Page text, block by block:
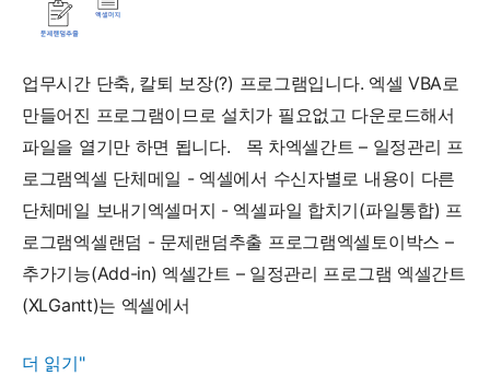
Google)
월
중
공
개
예
정...
업무시간 단축, 칼퇴 보장(?) 프로그램입니다. 엑셀 VBA로
만들어진 프로그램이므로 설치가 필요없고 다운로드해서
파일을 열기만 하면 됩니다. 목 차엑셀간트 – 일정관리 프
로그램엑셀 단체메일 - 엑셀에서 수신자별로 내용이 다른
단체메일 보내기엑셀머지 - 엑셀파일 합치기(파일통합) 프
로그램엑셀랜덤 - 문제랜덤추출 프로그램엑셀토이박스 –
추가기능(Add-in) 엑셀간트 – 일정관리 프로그램 엑셀간트
(XLGantt)는 엑셀에서
시
더 읽기"